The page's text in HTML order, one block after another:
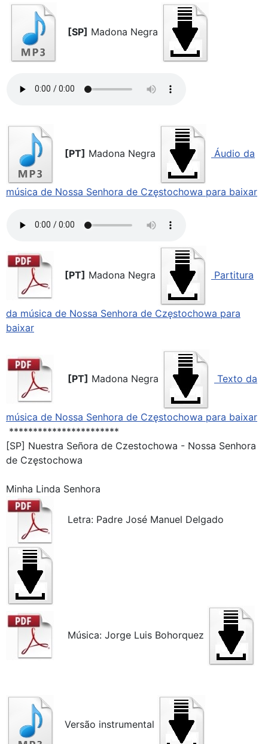
[SP] Madona Negra
[PT] Madona Negra Áudio da
música de Nossa Senhora de Częstochowa para baixar
[PT] Madona Negra Partitura
da música de Nossa Senhora de Częstochowa para
baixar
[PT] Madona Negra Texto da
música de Nossa Senhora de Częstochowa para baixar
***********************
[SP] Nuestra Señora de Czestochowa - Nossa Senhora
de Częstochowa
Minha Linda Senhora
Letra: Padre José Manuel Delgado
Música: Jorge Luis Bohorquez
Versão instrumental